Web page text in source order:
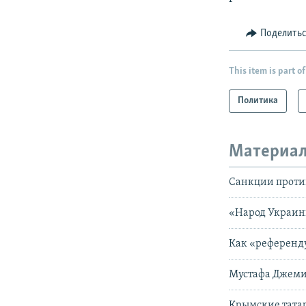
This item is part of
Политика
Санкции
«Народ
Как
Мустафа